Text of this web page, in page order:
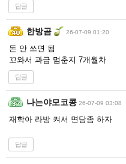
답글
한방곰 26-07-09 01:20
돈 안 쓰면 됨
꼬와서 과금 멈춘지 7개월차
답글
나는야모코콩 26-07-09 03:08
재학아 라방 켜서 면담좀 하자
답글